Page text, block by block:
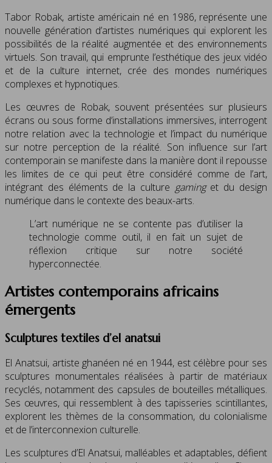
Tabor Robak, artiste américain né en 1986, représente une
nouvelle génération d’artistes numériques qui explorent les
possibilités de la réalité augmentée et des environnements
virtuels. Son travail, qui emprunte l’esthétique des jeux vidéo
et de la culture internet, crée des mondes numériques
complexes et hypnotiques.
Les œuvres de Robak, souvent présentées sur plusieurs
écrans ou sous forme d’installations immersives, interrogent
notre relation avec la technologie et l’impact du numérique
sur notre perception de la réalité. Son influence sur l’art
contemporain se manifeste dans la manière dont il repousse
les limites de ce qui peut être considéré comme de l’art,
intégrant des éléments de la culture gaming et du design
numérique dans le contexte des beaux-arts.
L’art numérique ne se contente pas d’utiliser la
technologie comme outil, il en fait un sujet de
réflexion critique sur notre société
hyperconnectée.
Artistes contemporains africains
émergents
Sculptures textiles d’el anatsui
El Anatsui, artiste ghanéen né en 1944, est célèbre pour ses
sculptures monumentales réalisées à partir de matériaux
recyclés, notamment des capsules de bouteilles métalliques.
Ses œuvres, qui ressemblent à des tapisseries scintillantes,
explorent les thèmes de la consommation, du colonialisme
et de l’interconnexion culturelle.
Les sculptures d’El Anatsui, malléables et adaptables, défient